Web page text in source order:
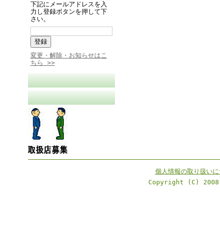
下記にメールアドレスを入
力し登録ボタンを押して下
さい。
変更・解除・お知らせはこ
ちら >>
個人情報の取り扱い
Copyright (C)